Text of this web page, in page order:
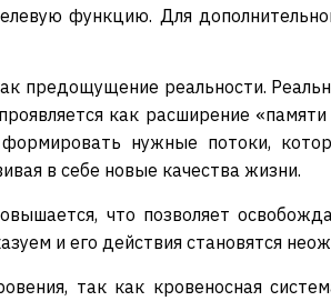
функцию. Для
предощущение реальности.
как расширение
нужные потоки,
в себе новые качества жизни.
что позволяет
и его действия становятся
так как кровеносная